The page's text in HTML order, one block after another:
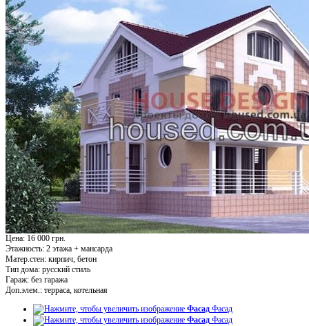
Цена: 16 000 грн.
Этажность: 2 этажа + мансарда
Матер.стен: кирпич, бетон
Тип дома: русский стиль
Гараж: без гаража
Доп.элем.: терраса, котельная
Фасад Фасад
Фасад Фасад